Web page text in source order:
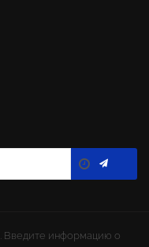
. Введите информацию о